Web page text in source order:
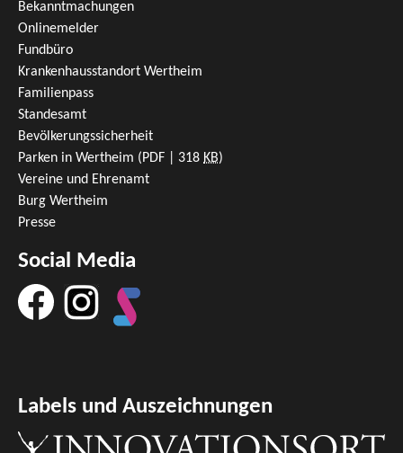
Bekanntmachungen
Onlinemelder
Fundbüro
Krankenhausstandort Wertheim
Familienpass
Standesamt
Bevölkerungssicherheit
Parken in Wertheim (PDF | 318 KB)
Vereine und Ehrenamt
Burg Wertheim
Presse
Social Media
Labels und Auszeichnungen